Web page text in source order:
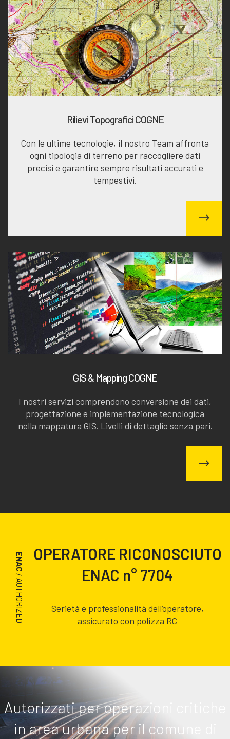
Rilievi Topografici COGNE
Con le ultime tecnologie, il nostro Team affronta
ogni tipologia di terreno per raccogliere dati
precisi e garantire sempre risultati accurati e
tempestivi.
GIS & Mapping COGNE
I nostri servizi comprendono conversione dei dati,
progettazione e implementazione tecnologica
nella mappatura GIS. Livelli di dettaglio senza pari.
ENAC
/ AUTHORIZED
OPERATORE RICONOSCIUTO
ENAC n° 7704
Serietà e professionalità dell’operatore,
assicurato con polizza RC
Autorizzati per operazioni critiche
in area urbana per il comune di